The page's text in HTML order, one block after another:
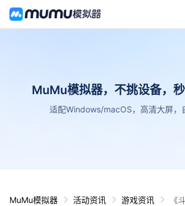
MuMu模拟器，不挑设备，秒
适配Windows/macOS，高清大屏，
MuMu模拟器 活动资讯 游戏资讯
《